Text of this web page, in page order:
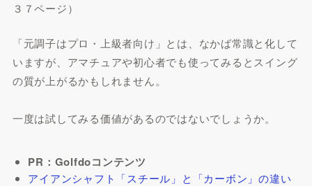
３７ページ）
「元調子はプロ・上級者向け」とは、なかば常識と化して
いますが、アマチュアや初心者でも使ってみるとスイング
の質が上がるかもしれません。
一度は試してみる価値があるのではないでしょうか。
PR：Golfdoコンテンツ
アイアンシャフト「スチール」と「カーボン」の違い